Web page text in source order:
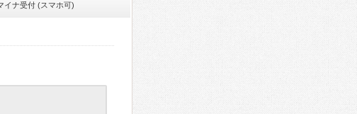
イナ受付 (スマホ可)